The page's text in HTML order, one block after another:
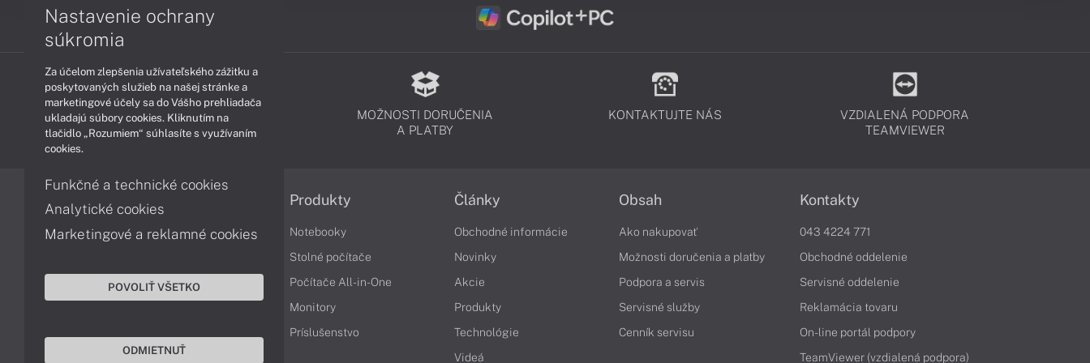
PODPORA A SERVIS
MOŽNOSTI DORUČENIA
A PLATBY
KONTAKTUJTE NÁS
VZDIALENÁ PODPORA
TEAMVIEWER
Informácie
Obchodné podmienky
Ochrana osobných údajov
Cookies
Produkty
Notebooky
Stolné počítače
Počítače All-in-One
Monitory
Príslušenstvo
Články
Obchodné informácie
Novinky
Akcie
Produkty
Technológie
Videá
Obsah
Ako nakupovať
Možnosti doručenia a platby
Podpora a servis
Servisné služby
Cenník servisu
Kontakty
043 4224 771
Obchodné oddelenie
Servisné oddelenie
Reklamácia tovaru
On-line portál podpory
TeamViewer (vzdialená podpora)
Nastavenie ochrany
súkromia
Za účelom zlepšenia užívateľského zážitku a
poskytovaných služieb na našej stránke a
marketingové účely sa do Vášho prehliadača
ukladajú súbory cookies. Kliknutím na
tlačidlo „Rozumiem“ súhlasíte s využívaním
cookies.
Funkčné a technické cookies
Analytické cookies
Marketingové a reklamné cookies
POVOLIŤ VŠETKO
ODMIETNUŤ